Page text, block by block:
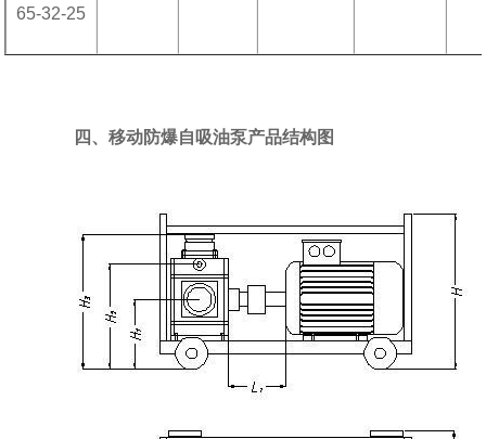
65-32-25
四、移动防爆自吸油泵产品结构图